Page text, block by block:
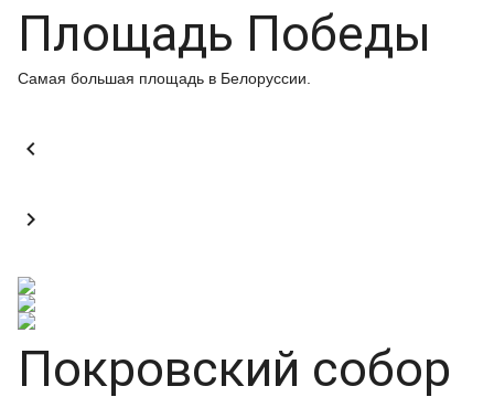
Площадь Победы
Самая большая площадь в Белоруссии.


Покровский собор